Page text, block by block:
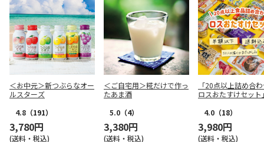
＜お中元＞新つぶらなオー
ルスターズ
4.8 （191）
3,780円
(送料・税込)
＜ご自宅用＞糀だけで作っ
たあま酒
5.0 （4）
3,380円
(送料・税込)
「20点以上詰め合
ロスおたすけセット
4.0 （18）
3,980円
(送料・税込)